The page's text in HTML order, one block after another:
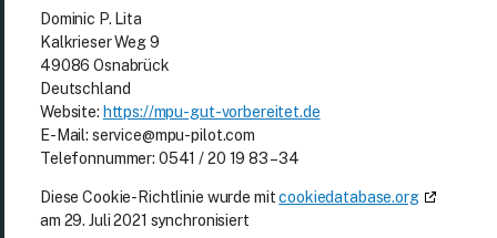
Dominic P. Lita
Kalkrieser Weg 9
49086 Osnabrück
Deutschland
Website: https://mpu-gut-vorbereitet.de
E-Mail: moc.tolip-upm@ecivres
Telefonnummer: 0541 / 20 19 83 – 34
Diese Cookie-Richtlinie wurde mitcookiedatabase.org
am 29. Juli 2021 synchronisiert